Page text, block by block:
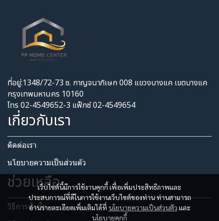
เว็บไซต์นี้มีการใช้งานคุกกี้ เพื่อเพิ่มประสิทธิภาพและ
ประสบการณ์ที่ดีในการใช้งานเว็บไซต์ของท่าน ท่านสามารถ
อ่านรายละเอียดเพิ่มเติมได้ที่ นโยบายความเป็นส่วนตัว และ
นโยบายคุกกี้
ที่อยู่:1348/72-73 ซ. กาญจนาภิเษก 008 แขวงบางแค เขตบางแค
กรุงเทพมหานคร 10160
โทร 02-4549652-3 แฟ็กซ์ 02-4549654
เกี่ยวกับเรา
ติดต่อเรา
นโยบายความเป็นส่วนตัว​
ช่วยเหลือ
วิธีการสั่งซื้อ